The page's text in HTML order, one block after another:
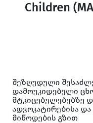
Children
შეზღუდული
დამოუკიდებელი
მტკიცებულებებზე
ადვოკატირებისა
მიწოდების გზით